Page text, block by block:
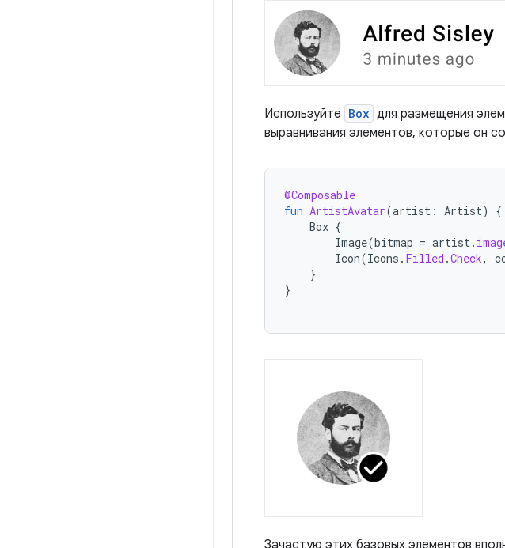
Используйте Box для размещения
выравнивания элементов, которые он
@Composable
fun ArtistAvatar(artist : Artist)
{
Box {
Image(bitmap = artist.
Icon(Icons . Filled .Check,
}
}